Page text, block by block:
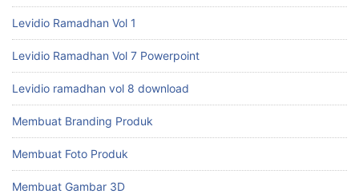
Levidio Ramadhan Vol 1
Levidio Ramadhan Vol 7 Powerpoint
Levidio ramadhan vol 8 download
Membuat Branding Produk
Membuat Foto Produk
Membuat Gambar 3D